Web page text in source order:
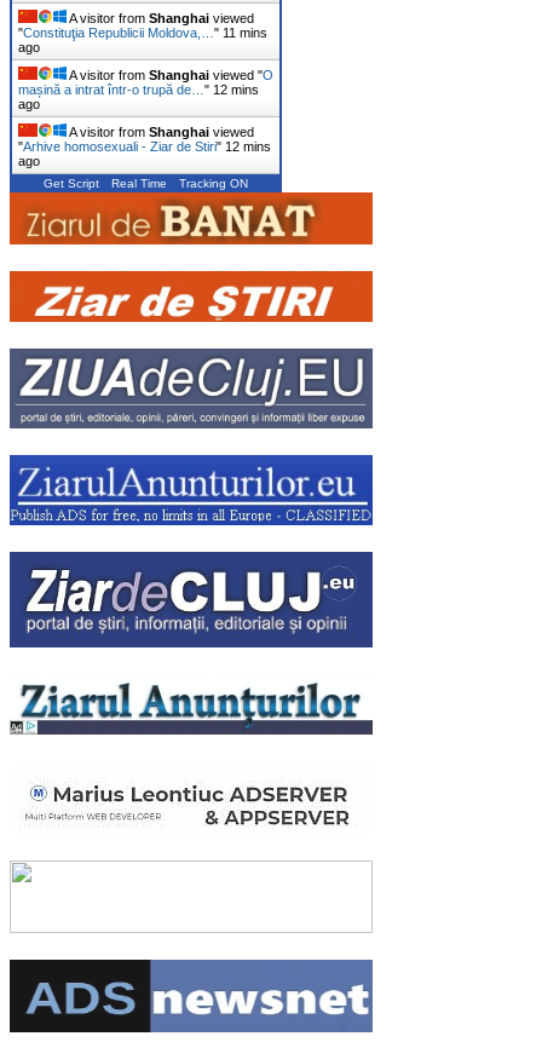
A visitor from Shanghai viewed
"Constituţia Republicii Moldova,…" 11 mins
ago
A visitor from Shanghai viewed "O
mașină a intrat într-o trupă de…" 12 mins
ago
A visitor from Shanghai viewed
"Arhive homosexuali - Ziar de Stiri" 12 mins
ago
Get Script Real Time Tracking ON